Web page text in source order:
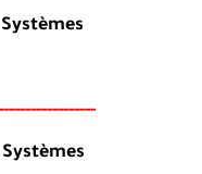
Systèmes
-
Systèmes